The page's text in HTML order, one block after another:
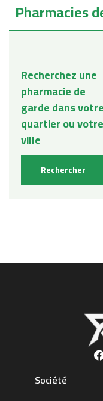
Société